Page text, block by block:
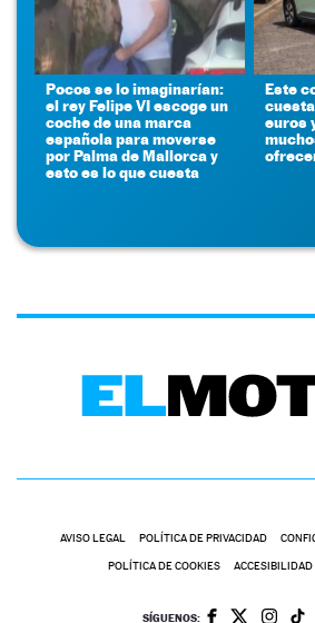
Pocos se lo imaginarían:
el rey Felipe VI escoge un
coche de una marca
española para moverse
por Palma de Mallorca y
esto es lo que cuesta
Este
euros
AVISO LEGAL POLÍTICA DE PRIVACIDAD
POLÍTICA DE COOKIES ACCESIBILIDAD
SÍGUENOS: